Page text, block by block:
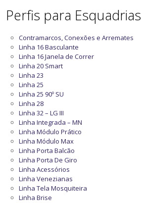
Perfis para Esquadrias
Contramarcos, Conexões e Arremates
Linha 16 Basculante
Linha 16 Janela de Correr
Linha 20 Smart
Linha 23
Linha 25
Linha 25 90º SU
Linha 28
Linha 32 – LG III
Linha Integrada – MN
Linha Módulo Prático
Linha Módulo Max
Linha Porta Balcão
Linha Porta De Giro
Linha Acessórios
Linha Venezianas
Linha Tela Mosquiteira
Linha Brise